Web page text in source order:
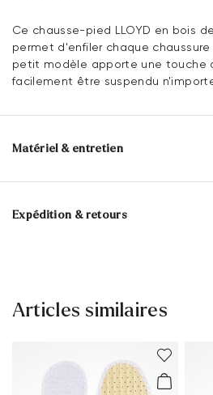
Ce chausse-pied LLOYD en bois
permet d'enfiler chaque
petit modèle apporte une touche
facilement être suspendu
Matériel & entretien
Composition du matériau: 100%
Longueur:
Expédition & retours
seulement
Service client - Formulaire de
Tu trouveras plus d'informations
Retourner.
Articles similaires